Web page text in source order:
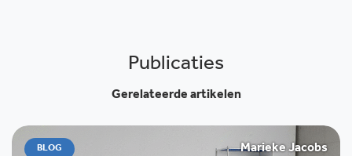
Publicaties
Gerelateerde artikelen
BLOG Marieke Jacobs